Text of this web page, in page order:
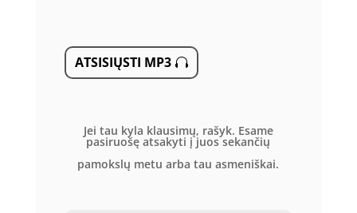
ATSISIŲSTI MP3
Jei tau kyla klausimų, rašyk. Esame
pasiruošę atsakyti į juos sekančių
pamokslų metu arba tau asmeniškai.